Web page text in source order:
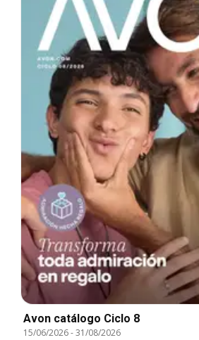
Avon catálogo Ciclo 8
15/06/2026-31/08/2026